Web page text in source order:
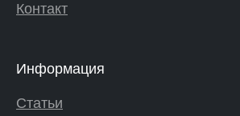
Контакт
Информация
Статьи